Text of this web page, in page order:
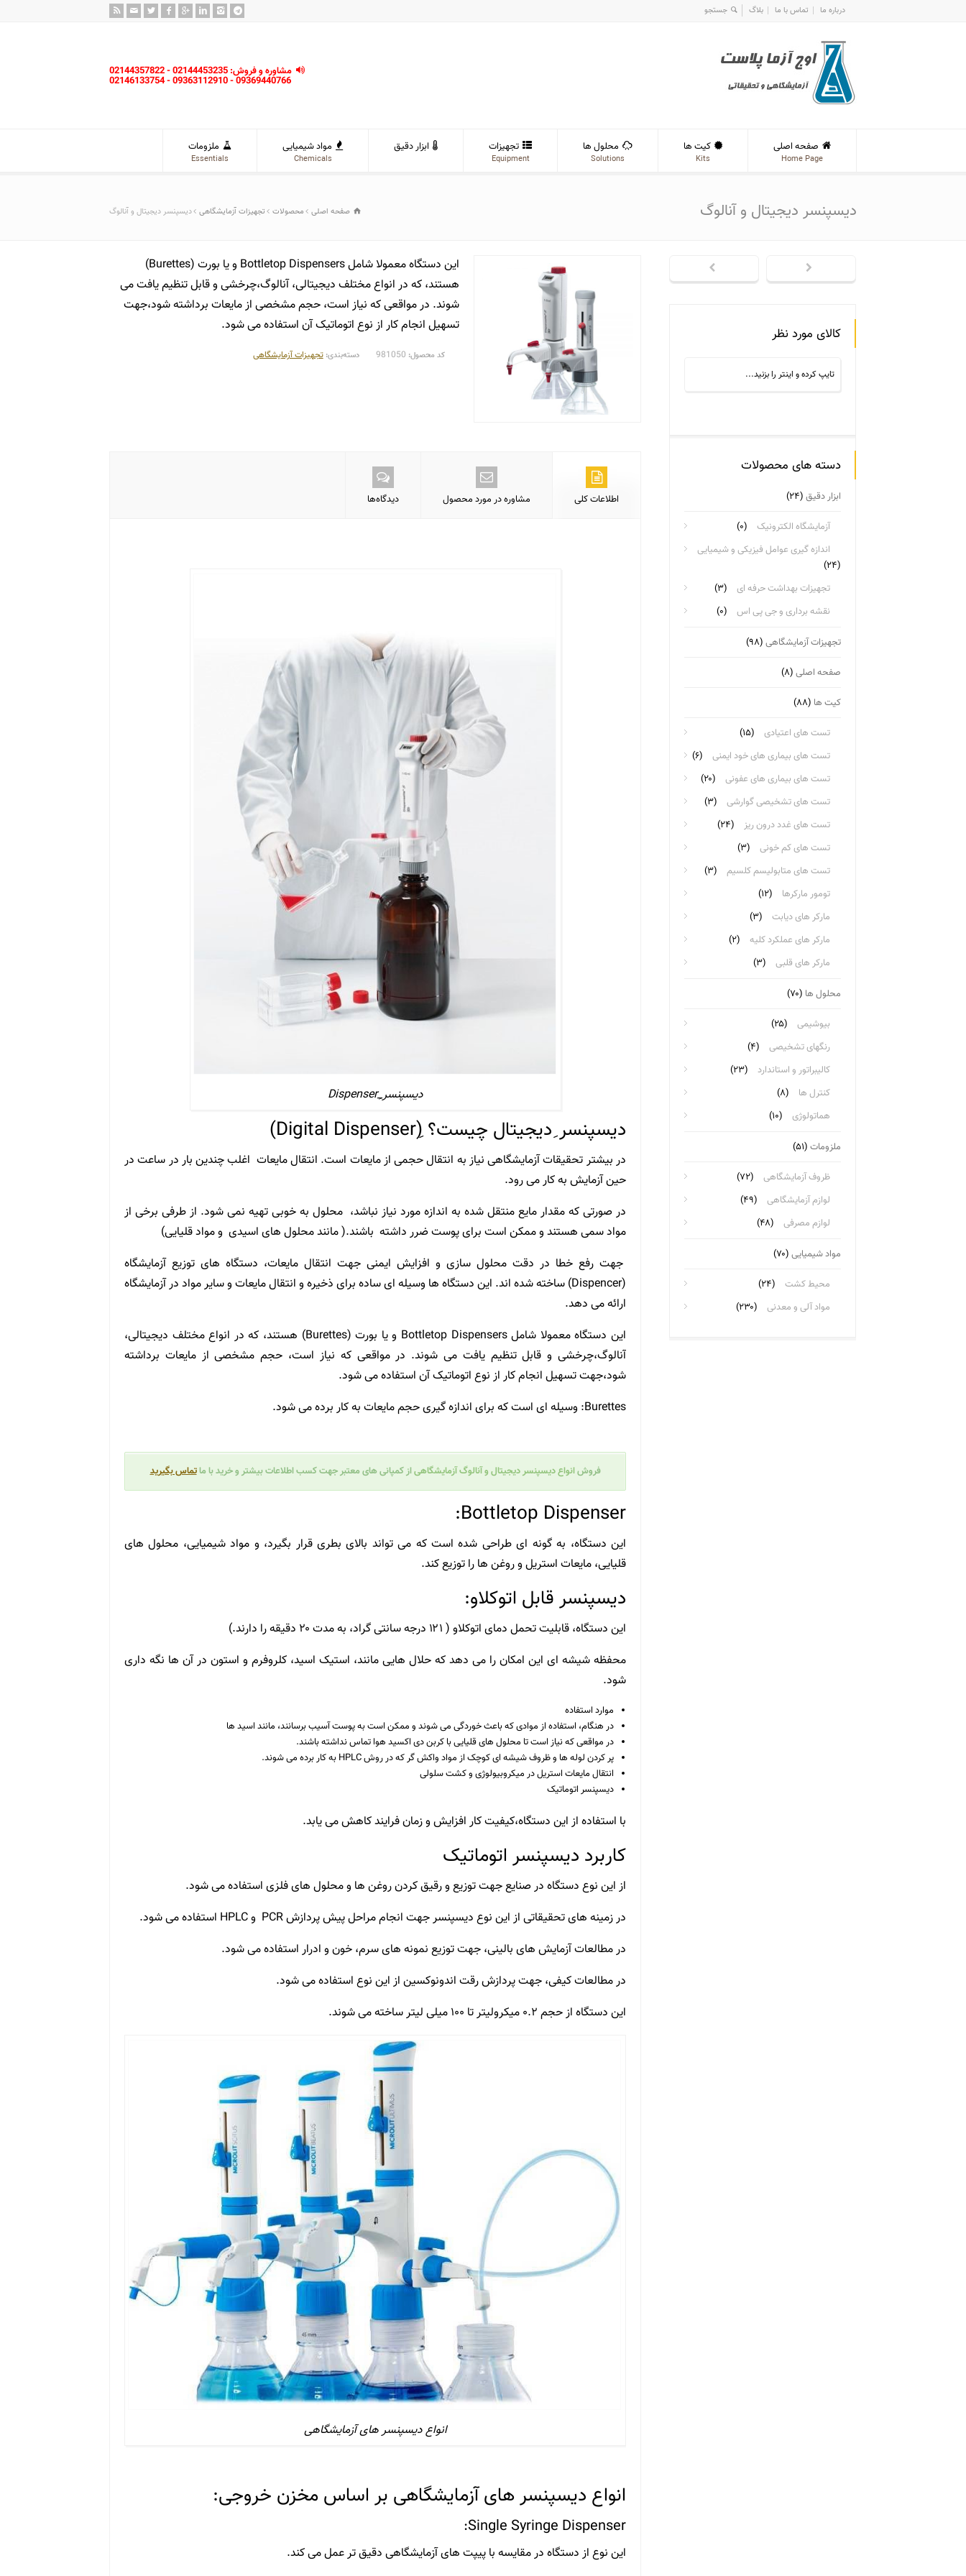
درباره ما تماس با ما بلاگ
مشاوره و فروش: 02144453235 - 02144357822
09369440766 - 09363112910 - 02146133754
صفحه اصلی
Home Page
کیت ها
Kits
محلول ها
Solutions
تجهیزات
Equipment
ابزار دقیق مواد شیمیایی
Chemicals
ملزومات
Essentials
دیسپنسر دیجیتال و آنالوگ صفحه اصلی محصولات تجهیزات آزمایشگاهی دیسپنسر دیجیتال و آنالوگ
این دستگاه معمولا شامل Bottletop Dispensers و یا بورت (Burettes)
هستند، که در انواع مختلف دیجیتالی، آنالوگ،چرخشی و قابل تنظیم یافت می
شوند. در مواقعی که نیاز است، حجم مشخصی از مایعات برداشته شود،جهت
تسهیل انجام کار از نوع اتوماتیک آن استفاده می شود.
کد محصول: دسته‌بندی: تجهیزات آزمایشگاهی
اطلاعات کلی مشاوره در مورد محصول دیدگاه‌ها
دیسپنسر_Dispenserِ
دیسپنسر ِدیجیتال چیست؟(Digital Dispenserِ)
در بیشتر تحقیقات آزمایشگاهی نیاز به انتقال حجمی از مایعات است. انتقال مایعات اغلب چندین بار در ساعت در
حین آزمایش به کار می رود.
در صورتی که مقدار مایع منتقل شده به اندازه مورد نیاز نباشد، محلول به خوبی تهیه نمی شود. از طرفی برخی از
مواد سمی هستند و ممکن است برای پوست ضرر داشته باشند.( مانند محلول های اسیدی و مواد قلیایی)
جهت رفع خطا در دقت محلول سازی و افزایش ایمنی جهت انتقال مایعات، دستگاه های توزیع آزمایشگاه
(Dispencer) ساخته شده اند. این دستگاه ها وسیله ای ساده برای ذخیره و انتقال مایعات و سایر مواد در آزمایشگاه
ارائه می دهد.
این دستگاه معمولا شامل Bottletop Dispensers و یا بورت (Burettes) هستند، که در انواع مختلف دیجیتالی،
آنالوگ،چرخشی و قابل تنظیم یافت می شوند. در مواقعی که نیاز است، حجم مشخصی از مایعات برداشته
شود،جهت تسهیل انجام کار از نوع اتوماتیک آن استفاده می شود.
Burettes: وسیله ای است که برای اندازه گیری حجم مایعات به کار برده می شود.
فروشانواع دیسپنسر دیجیتال و آنالوگ آزمایشگاهیاز کمپانی های معتبرجهت کسب اطلاعات بیشتر و خرید با ماتماس بگیرید
Bottletop Dispenser:
این دستگاه، به گونه ای طراحی شده است که می تواند بالای بطری قرار بگیرد، و مواد شیمیایی، محلول های
قلیایی، مایعات استریل و روغن ها را توزیع کند.
دیسپنسر قابل اتوکلاو:
این دستگاه، قابلیت تحمل دمای اتوکلاو ( ۱۲۱ درجه سانتی گراد، به مدت ۲۰ دقیقه را دارند.)
محفظه شیشه ای این امکان را می دهد که حلال هایی مانند، استیک اسید، کلروفرم و استون در آن ها نگه داری
شود.
موارد استفاده
در هنگام، استفاده از موادی که باعث خوردگی می شوند و ممکن است به پوست آسیب برسانند، مانند اسید ها
در مواقعی که نیاز است تا محلول های قلیایی با کربن دی اکسید هوا تماس نداشته باشند.
پر کردن لوله ها و ظروف شیشه ای کوچک از مواد واکش گر که در روش HPLC به کار برده می شوند.
انتقال مایعات استریل در میکروبیولوژی و کشت سلولی
دیسپنسر اتوماتیک
با استفاده از این دستگاه،کیفیت کار افزایش و زمان فرایند کاهش می یابد.
کاربرد دیسپنسر اتوماتیک
از این نوع دستگاه در صنایع جهت توزیع و رقیق کردن روغن ها و محلول های فلزی استفاده می شود.
در زمینه های تحقیقاتی از این نوع دیسپنسر جهت انجام مراحل پیش پردازش PCR و HPLC استفاده می شود.
در مطالعات آزمایش های بالینی، جهت توزیع نمونه های سرم، خون و ادرار استفاده می شود.
در مطالعات کیفی، جهت پردازش رقت اندونوکسین از این نوع استفاده می شود.
این دستگاه از حجم ۰.۲ میکرولیتر تا ۱۰۰ میلی لیتر ساخته می شوند.
انواع دیسپنسر های آزمایشگاهی
انواع دیسپنسر های آزمایشگاهی بر اساس مخزن خروجی:
Single Syringe Dispenser:
این نوع از دستگاه در مقایسه با پیپت های آزمایشگاهی دقیق تر عمل می کند.
کالای مورد نظر
دسته های محصولات
ابزار دقیق (۲۴)
آزمایشگاه الکترونیک
(۰)
اندازه گیری عوامل فیزیکی و شیمیایی
(۲۴)
تجهیزات بهداشت حرفه ای
(۳)
نقشه برداری و جی پی اس
(۰)
تجهیزات آزمایشگاهی (۹۸)
صفحه اصلی (۸)
کیت ها (۸۸)
تست های اعتیادی
(۱۵)
تست های بیماری های خود ایمنی
(۶)
تست های بیماری های عفونی
(۲۰)
تست های تشخیصی گوارشی
(۳)
تست های غدد درون ریز
(۲۴)
تست های کم خونی
(۳)
تست های متابولیسم کلسیم
(۳)
تومور مارکرها
(۱۲)
مارکر های دیابت
(۳)
مارکر های عملکرد کلیه
(۲)
مارکر های قلبی
(۳)
محلول ها (۷۰)
بیوشیمی
(۲۵)
رنگهای تشخیصی
(۴)
کالیبراتور و استاندارد
(۲۳)
کنترل ها
(۸)
هماتولوژی
(۱۰)
ملزومات (۵۱)
ظروف آزمایشگاهی
(۷۲)
لوازم آزمایشگاهی
(۴۹)
لوازم مصرفی
(۴۸)
مواد شیمیایی (۷۰)
محیط کشت
(۲۴)
مواد آلی و معدنی
(۲۳۰)